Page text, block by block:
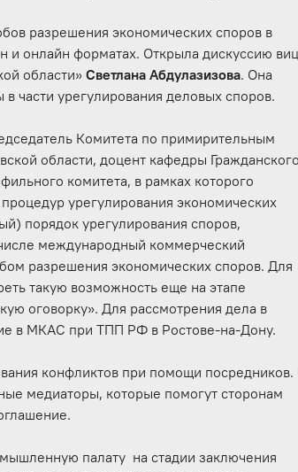
разрешения экономических споров в
и онлайн форматах. Открыла дискуссию
области»Светлана Абдулазизова. Она
части урегулирования деловых споров.
Комитета по примирительным
области, доцент кафедры Гражданского
комитета, в рамках которого
урегулирования экономических
порядок урегулирования споров,
международный коммерческий
разрешения экономических споров. Для
такую возможность еще на этапе
оговорку». Для рассмотрения дела в
в МКАС при ТПП РФ в Ростове-на-Дону.
конфликтов при помощи посредников.
медиаторы, которые помогут сторонам
палату на стадии заключения